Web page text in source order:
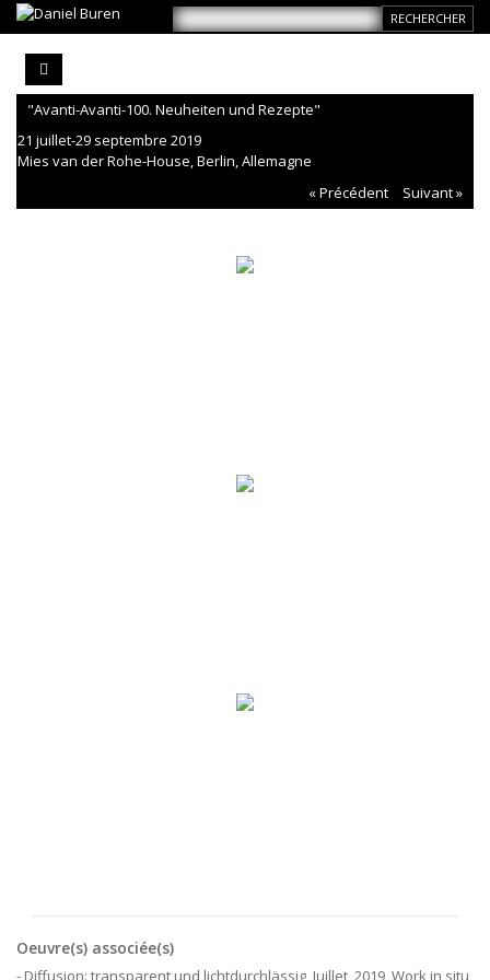
"Avanti-Avanti-100. Neuheiten und Rezepte"
21 juillet-29 septembre 2019
Mies van der Rohe-House, Berlin, Allemagne
« Précédent
Suivant »
Oeuvre(s) associée(s)
- Diffusion: transparent und lichtdurchlässig, Juillet, 2019, Work in situ